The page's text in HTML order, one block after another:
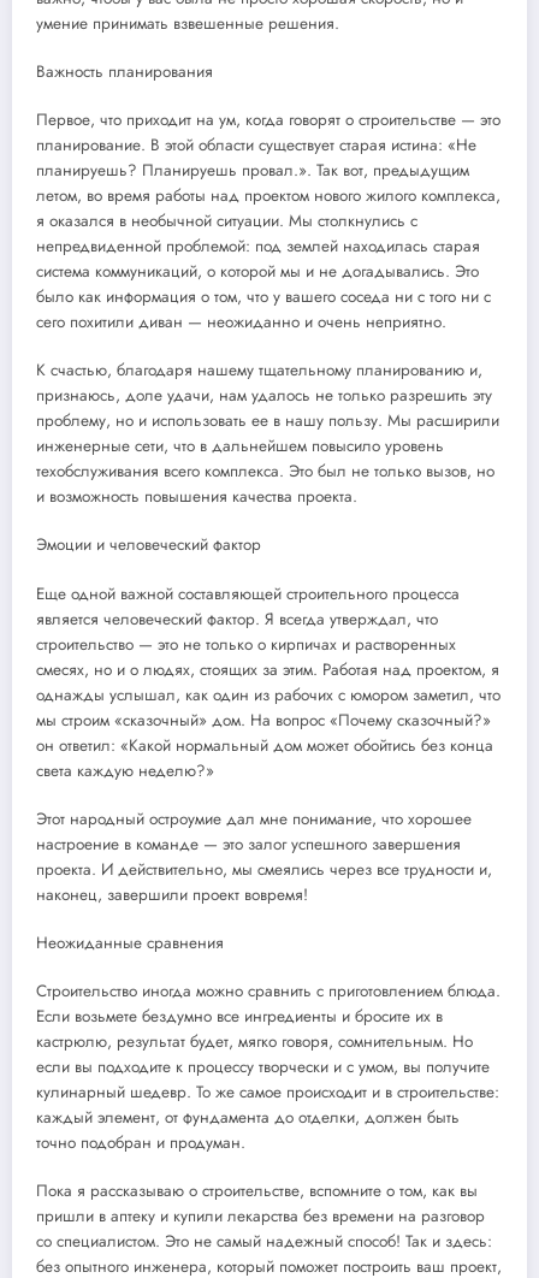
умение принимать взвешенные решения.
Важность планирования
Первое, что приходит на ум, когда говорят о строительстве — это
планирование. В этой области существует старая истина: «Не
планируешь? Планируешь провал.». Так вот, предыдущим
летом, во время работы над проектом нового жилого комплекса,
я оказался в необычной ситуации. Мы столкнулись с
непредвиденной проблемой: под землей находилась старая
система коммуникаций, о которой мы и не догадывались. Это
было как информация о том, что у вашего соседа ни с того ни с
сего похитили диван — неожиданно и очень неприятно.
К счастью, благодаря нашему тщательному планированию и,
признаюсь, доле удачи, нам удалось не только разрешить эту
проблему, но и использовать ее в нашу пользу. Мы расширили
инженерные сети, что в дальнейшем повысило уровень
техобслуживания всего комплекса. Это был не только вызов, но
и возможность повышения качества проекта.
Эмоции и человеческий фактор
Еще одной важной составляющей строительного процесса
является человеческий фактор. Я всегда утверждал, что
строительство — это не только о кирпичах и растворенных
смесях, но и о людях, стоящих за этим. Работая над проектом, я
однажды услышал, как один из рабочих с юмором заметил, что
мы строим «сказочный» дом. На вопрос «Почему сказочный?»
он ответил: «Какой нормальный дом может обойтись без конца
света каждую неделю?»
Этот народный остроумие дал мне понимание, что хорошее
настроение в команде — это залог успешного завершения
проекта. И действительно, мы смеялись через все трудности и,
наконец, завершили проект вовремя!
Неожиданные сравнения
Строительство иногда можно сравнить с приготовлением блюда.
Если возьмете бездумно все ингредиенты и бросите их в
кастрюлю, результат будет, мягко говоря, сомнительным. Но
если вы подходите к процессу творчески и с умом, вы получите
кулинарный шедевр. То же самое происходит и в строительстве:
каждый элемент, от фундамента до отделки, должен быть
точно подобран и продуман.
Пока я рассказываю о строительстве, вспомните о том, как вы
пришли в аптеку и купили лекарства без времени на разговор
со специалистом. Это не самый надежный способ! Так и здесь:
без опытного инженера, который поможет построить ваш проект,